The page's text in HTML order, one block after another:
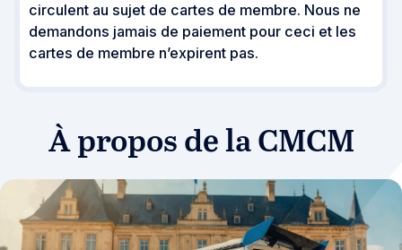
circulent au sujet de cartes de membre. Nous ne
demandons jamais de paiement pour ceci et les
cartes de membre n’expirent pas.
À propos de la CMCM